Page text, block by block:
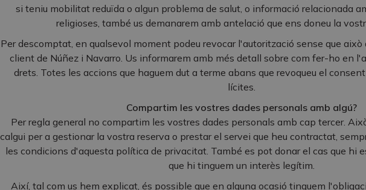
si teniu mobilitat reduïda o algun problema de salut, o informació relacionada
religioses, també us demanarem amb antelació que ens doneu la
Per descomptat, en qualsevol moment podeu revocar l'autorització sense que
client de Núñez i Navarro. Us informarem amb més detall sobre com fer-ho en
drets. Totes les accions que haguem dut a terme abans que revoqueu el
lícites.
Compartim les vostres dades personals amb algú?
Per regla general no compartim les vostres dades personals amb cap tercer.
calgui per a gestionar la vostra reserva o prestar el servei que heu contractat,
les condicions d'aquesta política de privacitat. També es pot donar el cas que hi
que hi tinguem un interès legítim.
Així, tal com us hem explicat, és possible que en alguna ocasió tinguem